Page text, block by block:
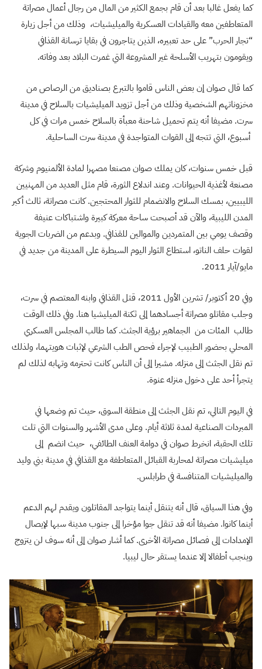
كما يفعل غالبا بعد أن قام بجمع الكثير من المال من رجال أعمال مصراتة
المتعاطفين معه والقيادات العسكرية والميليشيات، وذلك من أجل زيارة
“تجار الحرب” على حد تعبيره، الذين يتاجرون في بقايا ترسانة القذافي
ويقومون بتهريب الأسلحة غير المشروعة التي غمرت البلاد بعد وفاته.
كما قال صوان إن بعض الناس قاموا بالتبرع بصناديق من الرصاص من
مخزوناتهم الشخصية وذلك من أجل تزويد الميليشيات بالسلاح في مدينة
سرت. مضيفا أنه يتم تحميل شاحنة معبأة بالسلاح خمس مرات في كل
أسبوع، التي تتجه إلى القوات المتواجدة في مدينة سرت الساحلية.
قبل خمس سنوات، كان يملك صوان مصنعا مصهرا لمادة الألمنيوم وشركة
مصنعة لأغذية الحيوانات. وعند اندلاع الثورة، قام مثل العديد من المهنيين
الليبيين، بمسك السلاح والانضمام للثوار المحتجين. كانت مصراتة، ثالث أكبر
المدن الليبية، والآن قد أصبحت ساحة معركة كبيرة واشتباكات عنيفة
وقصف يومي بين المتمردين والموالين للقذافي. وبدعم من الضربات الجوية
لقوات حلف الناتو، استطاع الثوار اليوم السيطرة على المدينة من جديد في
مايو/آيار 2011.
وفي 20 أكتوبر/ تشرين الأول 2011، قتل القذافي وابنه المعتصم في سرت،
وجلب مقاتلو مصراتة أجسادهما إلى ثكنة الميليشيا هنا. وفي ذلك الوقت
طالب المئات من الجماهير برؤية الجثث. كما طالب المجلس العسكري
المحلي بحضور الطبيب لإجراء فحص الطب الشرعي لإثبات هويتهما، ولذلك
تم نقل الجثث إلى منزله. مشيرا إلى أن الناس كانت تحترمه وتهابه لذلك لم
يتجرأ أحد على دخول منزله عنوة.
في اليوم التالي، تم نقل الجثث إلى منطقة السوق، حيث تم وضعها في
المبردات الصناعية لمدة ثلاثة أيام. وعلى مدى الأشهر والسنوات التي تلت
تلك الحقبة، انخرط صوان في دوامة العنف الطائفي، حيث انضم إلى
ميليشيات مصراتة لمحاربة القبائل المتعاطفة مع القذافي في مدينة بني وليد
والميليشيات المتنافسة في طرابلس.
وفي هذا السياق، قال أنه يتنقل أينما يتواجد المقاتلون ويقدم لهم الدعم
أينما كانوا. مضيفا أنه قد تنقل جوا مؤخرا إلى جنوب مدينة سبها لإيصال
الإمدادات إلى فصائل مصراتة الأخرى. كما أشار صوان إلى أنه سوف لن يتزوج
وينجب أطفالا إلا عندما يستقر حال ليبيا.